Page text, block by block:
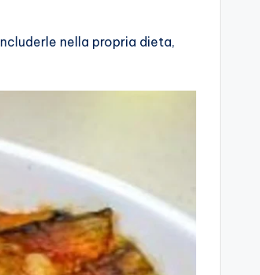
nella propria dieta,